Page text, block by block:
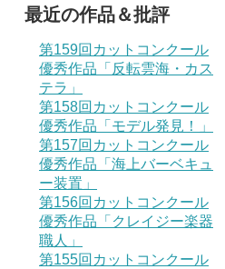
最近の作品＆批評
第159回カットコンクール
優秀作品「反転雲海・カス
テラ」
第158回カットコンクール
優秀作品「モデル発見！」
第157回カットコンクール
優秀作品「海上バーベキュ
ー装置」
第156回カットコンクール
優秀作品「クレイジー楽器
職人」
第155回カットコンクール